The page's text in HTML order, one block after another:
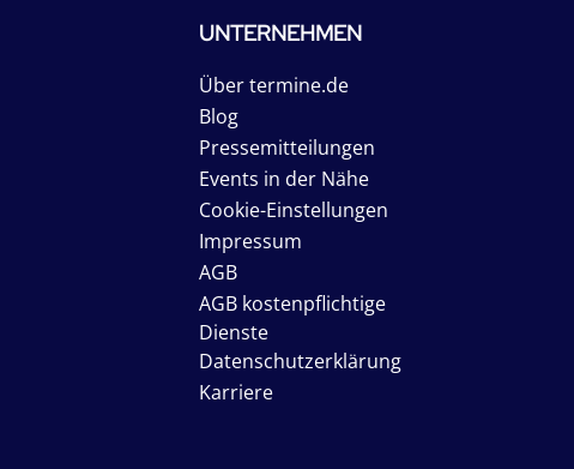
UNTERNEHMEN
Über termine.de
Blog
Pressemitteilungen
Events in der Nähe
Cookie-Einstellungen
Impressum
AGB
AGB kostenpflichtige
Dienste
Datenschutzerklärung
Karriere